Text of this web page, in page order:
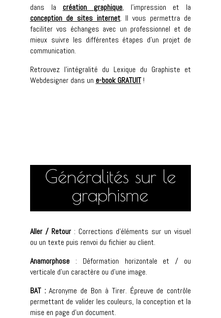
dans la création graphique, l’impression et la
conception de sites internet. Il vous permettra de
faciliter vos échanges avec un professionnel et de
mieux suivre les différentes étapes d’un projet de
communication.
Retrouvez l’intégralité du Lexique du Graphiste et
Webdesigner dans un e-book GRATUIT!
Généralités sur le
graphisme
Aller / Retour : Corrections d’éléments sur un visuel
ou un texte puis renvoi du fichier au client.
Anamorphose : Déformation horizontale et / ou
verticale d’un caractère ou d’une image.
BAT :Acronyme de Bon à Tirer. Épreuve de contrôle
permettant de valider les couleurs, la conception et la
mise en page d’un document.